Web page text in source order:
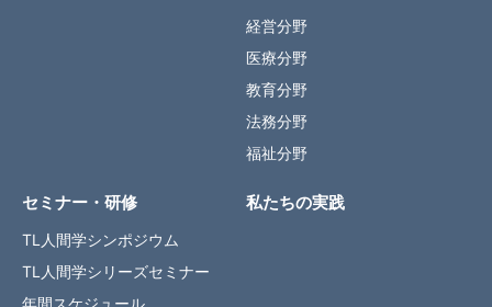
経営分野
医療分野
教育分野
法務分野
福祉分野
セミナー・研修
TL人間学シンポジウム
TL人間学シリーズセミナー
年間スケジュール
私たちの実践